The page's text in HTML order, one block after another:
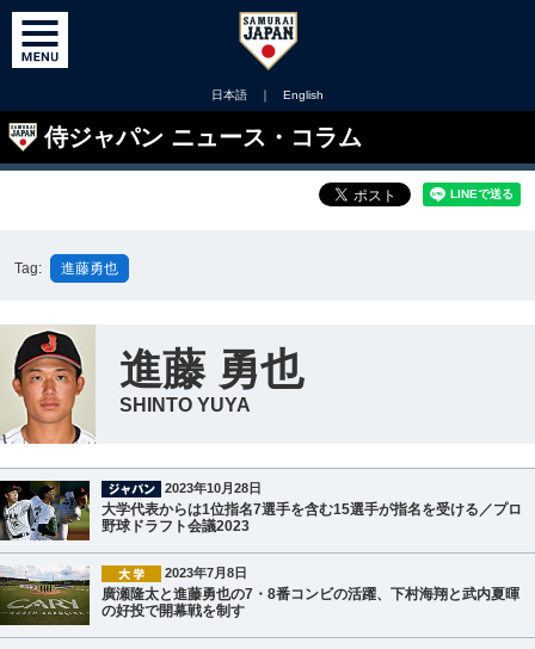
日本語 ｜ English
侍ジャパン ニュース・コラム
Tag: 進藤勇也
進藤 勇也
SHINTO YUYA
2023年10月28日
大学代表からは1位指名7選手を含む15選手が指名を受ける／プロ
野球ドラフト会議2023
2023年7月8日
廣瀬隆太と進藤勇也の7・8番コンビの活躍、下村海翔と武内夏暉
の好投で開幕戦を制す